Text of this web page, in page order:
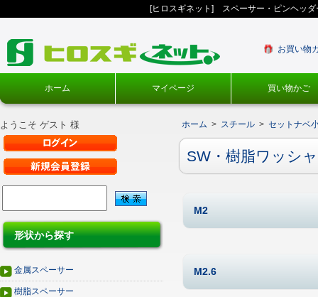
[ヒロスギネット] スペーサー・ピンヘッ
お買い物
ホーム マイページ 買い物かご
ようこそ ゲスト 様
形状から探す
金属スペーサー
樹脂スペーサー
ホーム > スチール > セットナベ
SW・樹脂ワッシ
M2
M2.6